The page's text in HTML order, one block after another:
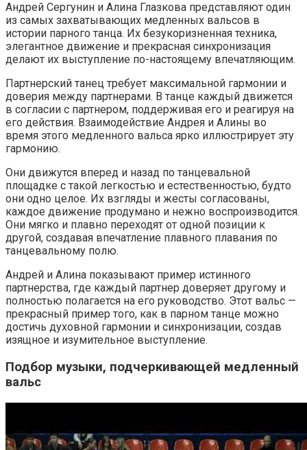
Андрей Сергунин и Алина Глазкова представляют один
из самых захватывающих медленных вальсов в
истории парного танца. Их безукоризненная техника,
элегантное движение и прекрасная синхронизация
делают их выступление по-настоящему впечатляющим.
Партнерский танец требует максимальной гармонии и
доверия между партнерами. В танце каждый движется
в согласии с партнером, поддерживая его и реагируя на
его действия. Взаимодействие Андрея и Алины во
время этого медленного вальса ярко иллюстрирует эту
гармонию.
Они движутся вперед и назад по танцевальной
площадке с такой легкостью и естественностью, будто
они одно целое. Их взгляды и жесты согласованы,
каждое движение продумано и нежно воспроизводится.
Они мягко и плавно переходят от одной позиции к
другой, создавая впечатление плавного плавания по
танцевальному полю.
Андрей и Алина показывают пример истинного
партнерства, где каждый партнер доверяет другому и
полностью полагается на его руководство. Этот вальс —
прекрасный пример того, как в парном танце можно
достичь духовной гармонии и синхронизации, создав
изящное и изумительное выступление.
Подбор музыки, подчеркивающей медленный
вальс